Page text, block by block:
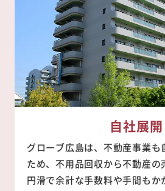
自社展開
グローブ広島は、不動産事業も
ため、不用品回収から不動産の
円滑で余計な手数料や手間もか